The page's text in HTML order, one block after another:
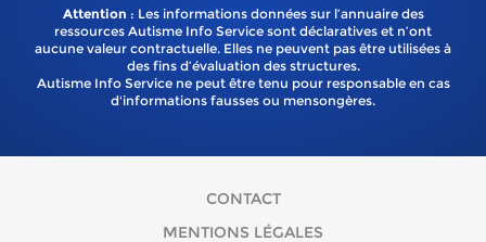
Attention : Les informations données sur l’annuaire des
ressources Autisme Info Service sont déclaratives et n’ont
aucune valeur contractuelle. Elles ne peuvent pas être utilisées à
des fins d’évaluation des structures.
Autisme Info Service ne peut être tenu pour responsable en cas
d'informations fausses ou mensongères.
CONTACT
MENTIONS LÉGALES